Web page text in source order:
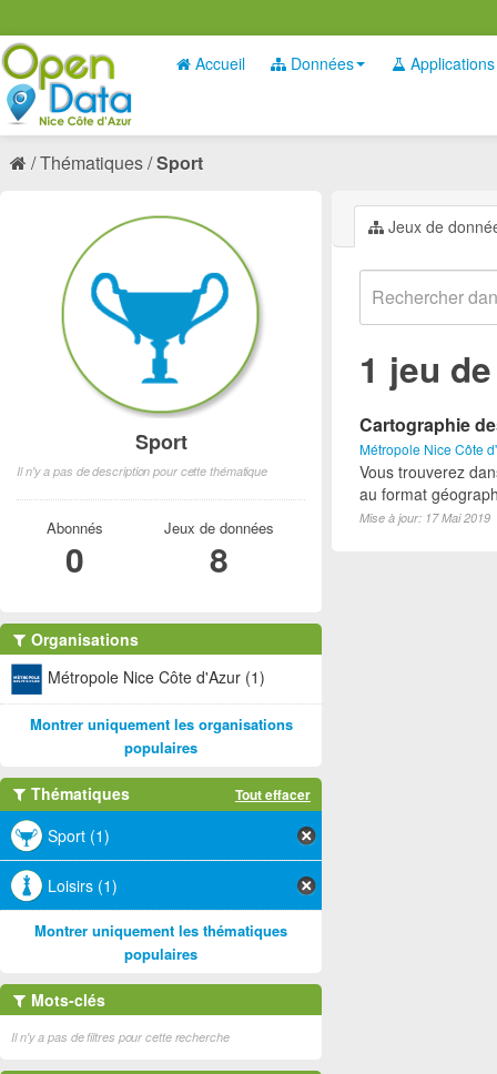
Accueil Données Applications
Thématiques Sport
Jeux de
1 jeu
Cartographie
Métropole Nice Côte
Vous trouverez
au format
Mise à jour: 17 Mai 2019
Sport
Il n'y a pas de description pour cette thématique
Abonnés
0
Jeux de données
8
Organisations
Métropole Nice Côte d'Azur (1)
Montrer uniquement les organisations
populaires
Thématiques Tout effacer
Sport (1)
Loisirs (1)
Montrer uniquement les thématiques
populaires
Mots-clés
Il n'y a pas de filtres pour cette recherche